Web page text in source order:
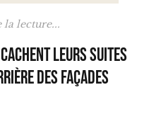
la lecture...
leurs suites
des façades